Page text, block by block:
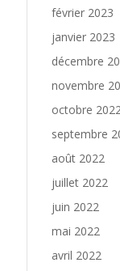
février 2023
janvier 2023
décembre
novembre
octobre
septembre
août 2022
juillet 2022
juin 2022
mai 2022
avril 2022